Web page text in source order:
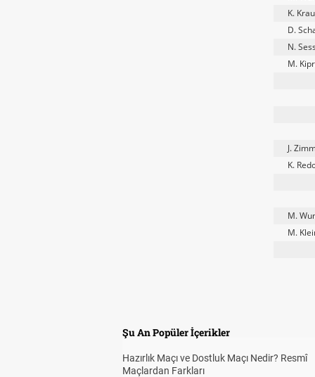
K.
D.
N.
M.
J.
K.
M.
M.
Şu An Popüler İçerikler
Hazırlık Maçı ve Dostluk Maçı Nedir? Resmî
Maçlardan Farkları